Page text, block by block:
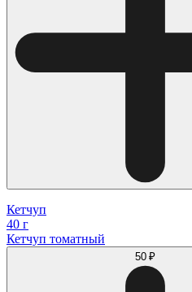
Кетчуп
40 г
Кетчуп томатный
50 ₽